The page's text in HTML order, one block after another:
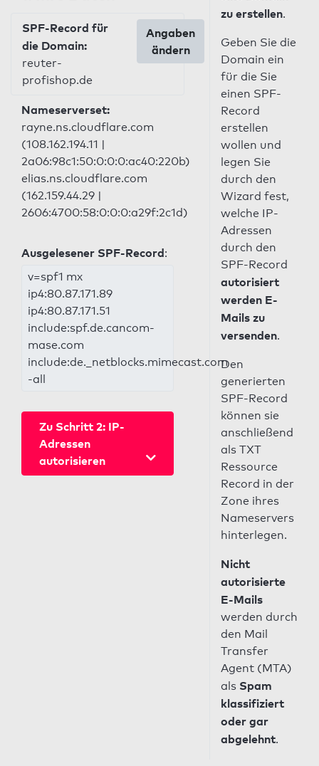
SPF-Record für
die Domain:
reuter-
profishop.de
Angaben
ändern
Nameserverset:
rayne.ns.cloudflare.com
(108.162.194.11 |
2a06:98c1:50:0:0:0:ac40:220b)
elias.ns.cloudflare.com
(162.159.44.29 |
2606:4700:58:0:0:0:a29f:2c1d)
Ausgelesener SPF-Record:
v=spf1 mx
ip4:80.87.171.89
ip4:80.87.171.51
include:spf.de.cancom-
mase.com
include:de._netblocks.mimecast.com
-all
Zu Schritt 2: IP-
Adressen
autorisieren
zu erstellen.
Geben Sie die
Domain ein
für die Sie
einen SPF-
Record
erstellen
wollen und
legen Sie
durch den
Wizard fest,
welche IP-
Adressen
durch den
SPF-Record
autorisiert
werden E-
Mails zu
versenden.
Den
generierten
SPF-Record
können sie
anschließend
als TXT
Ressource
Record in der
Zone ihres
Nameservers
hinterlegen.
Nicht
autorisierte
E-Mails
werden durch
den Mail
Transfer
Agent (MTA)
als Spam
klassifiziert
oder gar
abgelehnt.